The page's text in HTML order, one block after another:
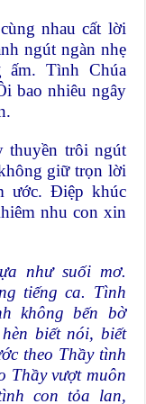
nhau cất lời
ngút ngàn nhẹ
ấm. Tình Chúa
bao nhiêu ngây
thuyền trôi ngút
giữ trọn lời
ước. Điệp khúc
nhu con xin
như suối mơ.
tiếng ca. Tình
không bến bờ
biết nói, biết
theo Thầy tình
Thầy vượt muôn
con tỏa lan,